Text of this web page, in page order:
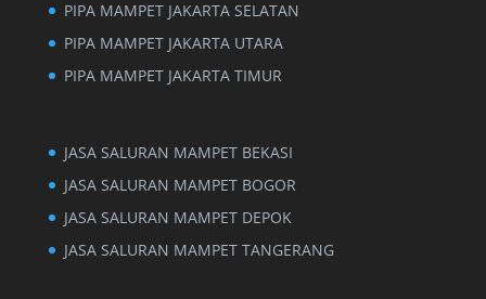
PIPA MAMPET JAKARTA SELATAN
PIPA MAMPET JAKARTA UTARA
PIPA MAMPET JAKARTA TIMUR
JASA SALURAN MAMPET BEKASI
JASA SALURAN MAMPET BOGOR
JASA SALURAN MAMPET DEPOK
JASA SALURAN MAMPET TANGERANG